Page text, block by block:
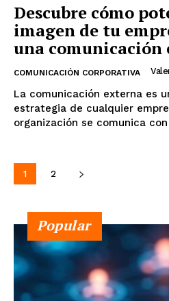
Descubre cómo
imagen de tu
una comunicación
COMUNICACIÓN CORPORATIVA
La comunicación externa es
estrategia de cualquier
organización se comunica
1 2
Popular